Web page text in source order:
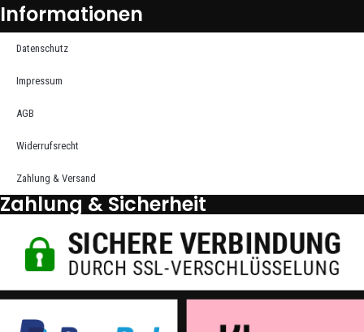
Informationen
Datenschutz
Impressum
AGB
Widerrufsrecht
Zahlung & Versand
Zahlung & Sicherheit